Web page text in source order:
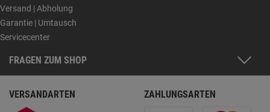
Versand | Abholung
Garantie | Umtausch
Servicecenter
FRAGEN ZUM SHOP
VERSANDARTEN ZAHLUNGSARTEN